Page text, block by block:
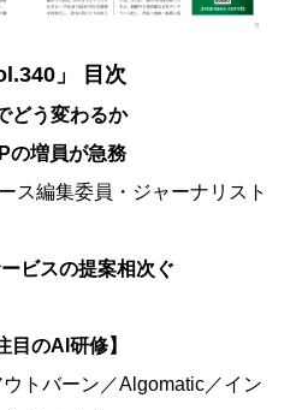
」 目次
どう変わるか
増員が急務
編集委員・ジャーナリスト
ビスの提案相次ぐ
目のAI研修】
トバーン／Algomatic／イン